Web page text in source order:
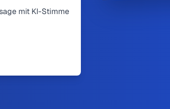
mit KI-Stimme